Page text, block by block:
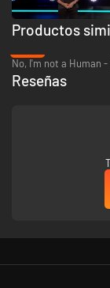
Productos
No, I'm not a Human -
Reseñas